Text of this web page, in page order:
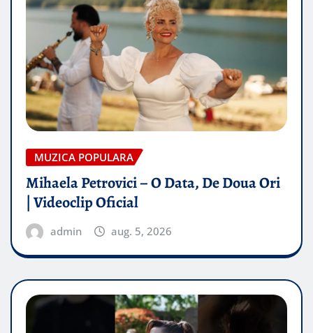
MUZICA POPULARA
Mihaela Petrovici – O Data, De Doua Ori
| Videoclip Oficial
admin aug. 5, 2026